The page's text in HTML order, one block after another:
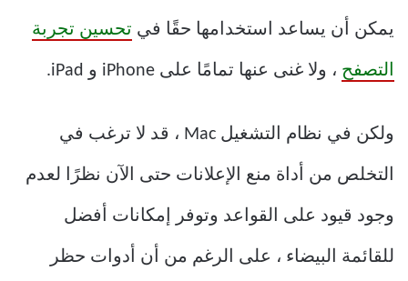
يمكن أن يساعد استخدامها حقًا في تحسين تجربة
التصفح ، ولا غنى عنها تمامًا على iPhone و iPad.
ولكن في نظام التشغيل Mac ، قد لا ترغب في
التخلص من أداة منع الإعلانات حتى الآن نظرًا لعدم
وجود قيود على القواعد وتوفر إمكانات أفضل
للقائمة البيضاء ، على الرغم من أن أدوات حظر